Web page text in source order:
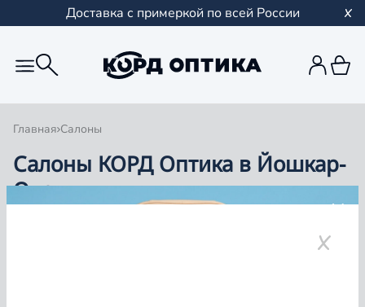
Доставка с примеркой по всей России
Главная Салоны
Салоны КОРД Оптика в Йошкар-
Оле
салонов в Казани и Республике Татарстан, Самаре,